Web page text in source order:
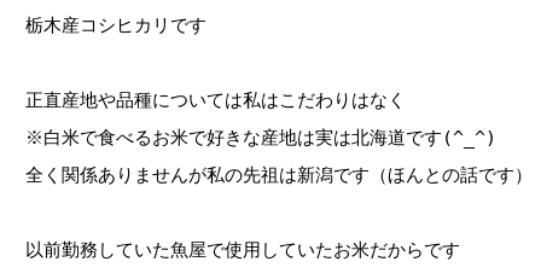
栃木産コシヒカリです
正直産地や品種については私はこだわりはなく
※白米で食べるお米で好きな産地は実は北海道です(^_^)
全く関係ありませんが私の先祖は新潟です（ほんとの話です）
以前勤務していた魚屋で使用していたお米だからです